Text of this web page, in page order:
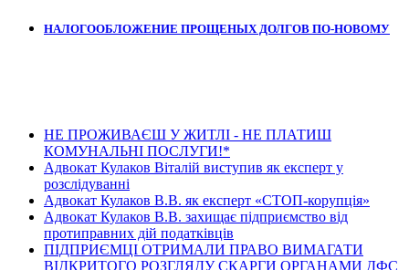
НАЛОГООБЛОЖЕНИЕ ПРОЩЕНЫХ ДОЛГОВ ПО-НОВОМУ
НЕ ПРОЖИВАЄШ У ЖИТЛІ - НЕ ПЛАТИШ
КОМУНАЛЬНІ ПОСЛУГИ!*
Адвокат Кулаков Віталій виступив як експерт у
розслідуванні
Адвокат Кулаков В.В. як експерт «СТОП-корупція»
Адвокат Кулаков В.В. захищає підприємство від
протиправних дій податківців
ПІДПРИЄМЦІ ОТРИМАЛИ ПРАВО ВИМАГАТИ
ВІДКРИТОГО РОЗГЛЯДУ СКАРГИ ОРГАНАМИ ДФС